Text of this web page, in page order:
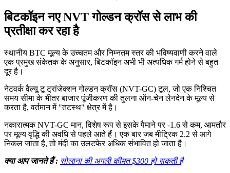
बिटकॉइन नए NVT गोल्डन क्रॉस से लाभ की
प्रतीक्षा कर रहा है
स्थानीय BTC मूल्य के उच्चतम और निम्नतम स्तर की भविष्यवाणी करने वाले
एक प्रमुख संकेतक के अनुसार, बिटकॉइन अभी भी अत्यधिक गर्म होने से बहुत
दूर है।
नेटवर्क वैल्यू टू ट्रांजेक्शन गोल्डन क्रॉस (NVT-GC) टूल, जो एक निश्चित
समय सीमा के भीतर बाजार पूंजीकरण की तुलना ऑन-चेन लेनदेन के मूल्य से
करता है, वर्तमान में "तटस्थ" क्षेत्र में है।
नकारात्मक NVT-GC मान, विशेष रूप से इसके पैमाने पर -1.6 से कम, आमतौर
पर मूल्य वृद्धि की अवधि से पहले आते हैं। एक बार जब मीट्रिक 2.2 से आगे
निकल जाता है, तो मंदी का उलटफेर अधिक संभावित हो जाता है।
क्या आप जानते हैं : सोलाना की अगली कीमत $300 हो सकती है